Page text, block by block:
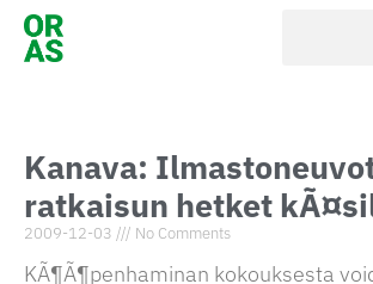
Kanava:
ratkaisun hetket
2009-12-03 No Comments
KÃ¶Ã¶penhaminan kokouksesta